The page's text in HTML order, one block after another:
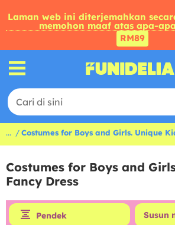
Laman web ini diterjemahkan
memohon maaf atas apa-
RM89
... Costumes for Boys and Girls. Unique
Costumes for Boys and
Fancy Dress
Pendek